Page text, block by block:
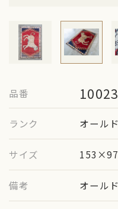
品番
ランク オールド
サイズ 153×97
備考 オール